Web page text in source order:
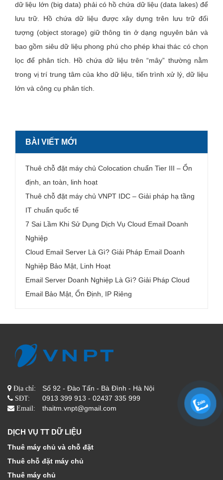
dữ liệu lớn (big data) phải có hồ chứa dữ liệu (data lakes) để
lưu trữ. Hồ chứa dữ liệu được xây dựng trên lưu trữ đối
tượng (object storage) giữ thông tin ở dạng nguyên bản và
bao gồm siêu dữ liệu phong phú cho phép khai thác có chọn
lọc để phân tích. Hồ chứa dữ liệu trên “mây” thường nằm
trong vị trí trung tâm của kho dữ liệu, tiến trình xử lý, dữ liệu
lớn và công cụ phân tích.
BÀI VIẾT MỚI
Thuê chỗ đặt máy chủ Colocation chuẩn Tier III – Ổn
định, an toàn, linh hoạt
Thuê chỗ đặt máy chủ VNPT IDC – Giải pháp hạ tầng
IT chuẩn quốc tế
7 Sai Lầm Khi Sử Dụng Dịch Vụ Cloud Email Doanh
Nghiệp
Cloud Email Server Là Gì? Giải Pháp Email Doanh
Nghiệp Bảo Mật, Linh Hoạt
Email Server Doanh Nghiệp Là Gì? Giải Pháp Cloud
Email Bảo Mật, Ổn Định, IP Riêng
Địa chỉ: Số 92 - Đào Tấn - Bà Đình - Hà Nội
SĐT: 0913 399 913 - 02437 335 999
Email: thaitm.vnpt@gmail.com
DỊCH VỤ TT DỮ LIỆU
Thuê máy chủ và chỗ đặt
Thuê chỗ đặt máy chủ
Thuê máy chủ